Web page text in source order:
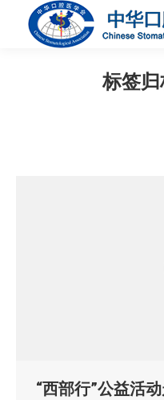
标签归
“西部行”公益活